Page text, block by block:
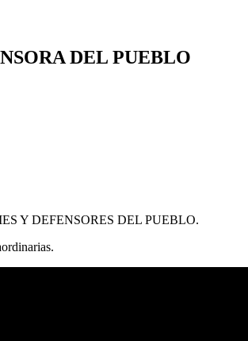
DEL PUEBLO
Y DEFENSORES DEL PUEBLO.